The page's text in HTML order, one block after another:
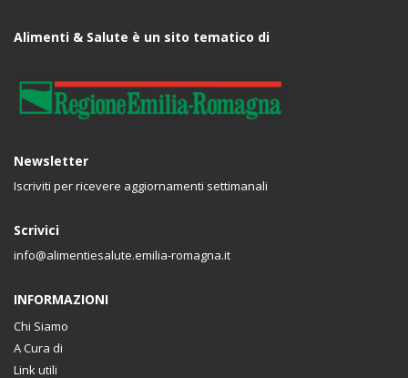
Alimenti & Salute è un sito tematico di
Newsletter
Iscriviti per ricevere aggiornamenti settimanali
Scrivici
info@alimentiesalute.emilia-romagna.it
INFORMAZIONI
Chi Siamo
A Cura di
Link utili